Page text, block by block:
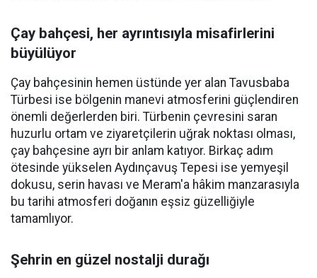
Çay bahçesi, her ayrıntısıyla misafirlerini
büyülüyor
Çay bahçesinin hemen üstünde yer alan Tavusbaba
Türbesi ise bölgenin manevi atmosferini güçlendiren
önemli değerlerden biri. Türbenin çevresini saran
huzurlu ortam ve ziyaretçilerin uğrak noktası olması,
çay bahçesine ayrı bir anlam katıyor. Birkaç adım
ötesinde yükselen Aydınçavuş Tepesi ise yemyeşil
dokusu, serin havası ve Meram'a hâkim manzarasıyla
bu tarihi atmosferi doğanın eşsiz güzelliğiyle
tamamlıyor.
Şehrin en güzel nostalji durağı